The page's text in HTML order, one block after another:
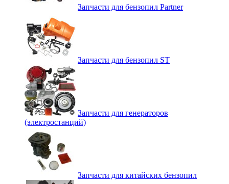
Запчасти для бензопил Partner
Запчасти для бензопил ST
Запчасти для генераторов
(электростанций)
Запчасти для китайских бензопил